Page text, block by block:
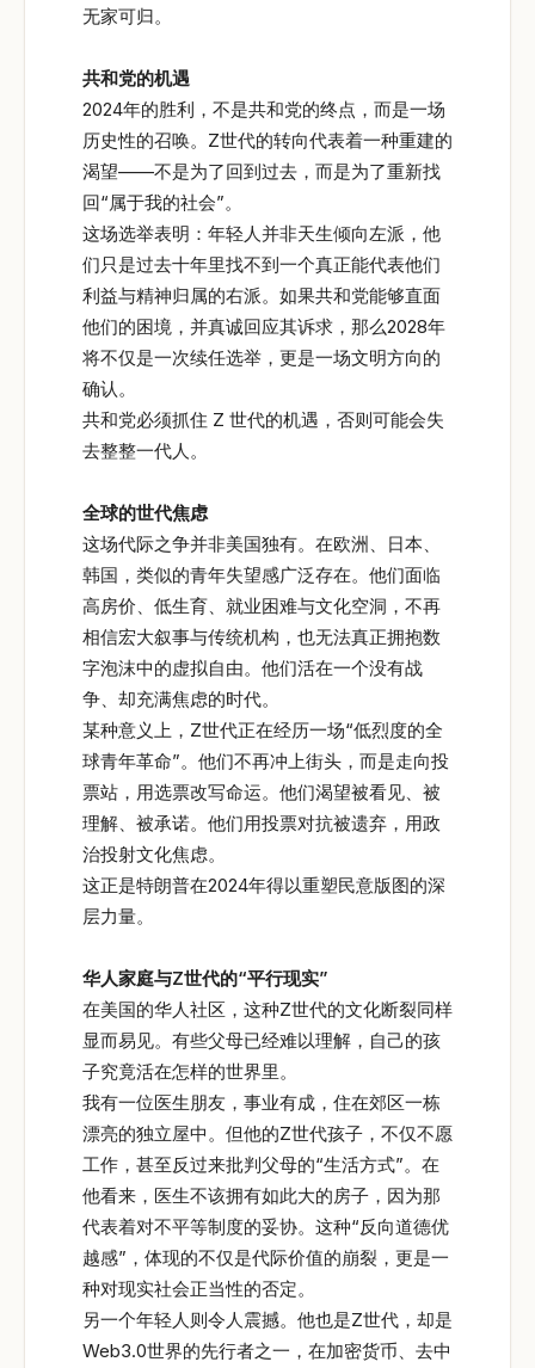
无家可归。
共和党的机遇
2024年的胜利，不是共和党的终点，而是一场
历史性的召唤。Z世代的转向代表着一种重建的
渴望——不是为了回到过去，而是为了重新找
回“属于我的社会”。
这场选举表明：年轻人并非天生倾向左派，他
们只是过去十年里找不到一个真正能代表他们
利益与精神归属的右派。如果共和党能够直面
他们的困境，并真诚回应其诉求，那么2028年
将不仅是一次续任选举，更是一场文明方向的
确认。
共和党必须抓住 Z 世代的机遇，否则可能会失
去整整一代人。
全球的世代焦虑
这场代际之争并非美国独有。在欧洲、日本、
韩国，类似的青年失望感广泛存在。他们面临
高房价、低生育、就业困难与文化空洞，不再
相信宏大叙事与传统机构，也无法真正拥抱数
字泡沫中的虚拟自由。他们活在一个没有战
争、却充满焦虑的时代。
某种意义上，Z世代正在经历一场“低烈度的全
球青年革命”。他们不再冲上街头，而是走向投
票站，用选票改写命运。他们渴望被看见、被
理解、被承诺。他们用投票对抗被遗弃，用政
治投射文化焦虑。
这正是特朗普在2024年得以重塑民意版图的深
层力量。
华人家庭与Z世代的“平行现实”
在美国的华人社区，这种Z世代的文化断裂同样
显而易见。有些父母已经难以理解，自己的孩
子究竟活在怎样的世界里。
我有一位医生朋友，事业有成，住在郊区一栋
漂亮的独立屋中。但他的Z世代孩子，不仅不愿
工作，甚至反过来批判父母的“生活方式”。在
他看来，医生不该拥有如此大的房子，因为那
代表着对不平等制度的妥协。这种“反向道德优
越感”，体现的不仅是代际价值的崩裂，更是一
种对现实社会正当性的否定。
另一个年轻人则令人震撼。他也是Z世代，却是
Web3.0世界的先行者之一，在加密货币、去中